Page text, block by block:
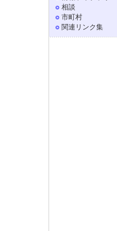
相談
市町村
関連リンク集